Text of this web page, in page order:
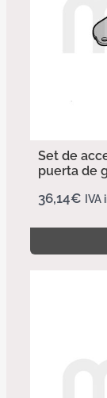
Set de
puerta de
36,14€